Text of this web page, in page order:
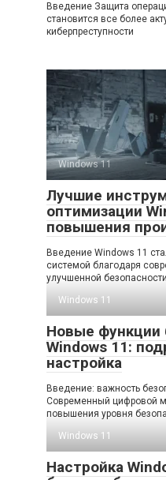
Введение Защита
становится все более
киберпреступности
Windows 11
Лучшие
оптимизации
повышения
Введение Windows 11
системой благодаря
улучшенной
Windows 11
Новые функции
Windows 11:
настройка
Введение: важность
Современный цифровой
повышения уровня
Windows 11
Настройка